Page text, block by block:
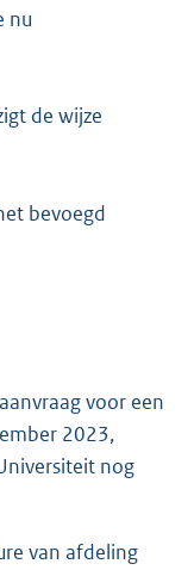
nu
de wijze
bevoegd
voor een
2023,
nog
van afdeling